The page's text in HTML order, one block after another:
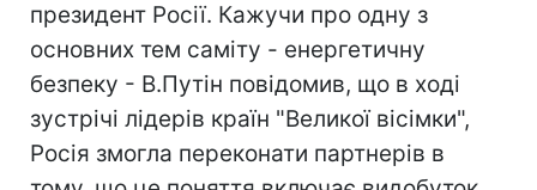
президент Росії. Кажучи про одну з
основних тем саміту - енергетичну
безпеку - В.Путін повідомив, що в ході
зустрічі лідерів країн "Великої вісімки",
Росія змогла переконати партнерів в